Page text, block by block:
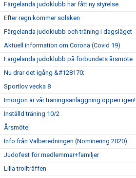
Färgelanda judoklubb har fått ny styrelse
Efter regn kommer solsken
Färgelanda judoklubb och träning i dagsläget
Aktuell information om Corona (Covid 19)
Färgelanda judoklubb på förbundets årsmöte
Nu drar det igång &#128170;
Sportlov vecka 8
Imorgon är vår träningsanläggning öppen igen!
Inställd träning 10/2
Årsmöte
Info från Valberedningen (Nominering 2020)
Judofest för medlemmar+familjer
Lilla trollträffen